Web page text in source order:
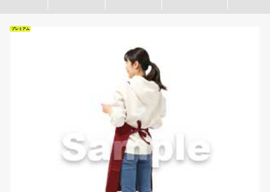
プレミアム